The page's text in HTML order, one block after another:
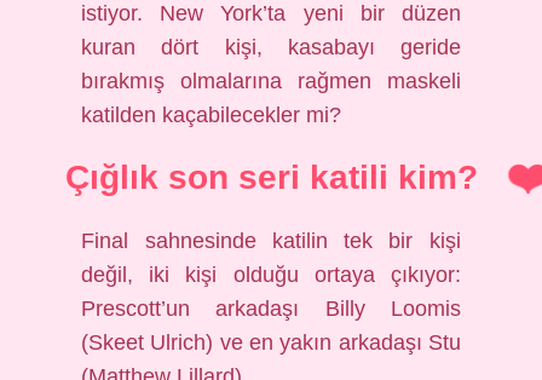
istiyor. New York’ta yeni bir düzen
kuran dört kişi, kasabayı geride
bırakmış olmalarına rağmen maskeli
katilden kaçabilecekler mi?
Çığlık son seri katili kim?
Final sahnesinde katilin tek bir kişi
değil, iki kişi olduğu ortaya çıkıyor:
Prescott’un arkadaşı Billy Loomis
(Skeet Ulrich) ve en yakın arkadaşı Stu